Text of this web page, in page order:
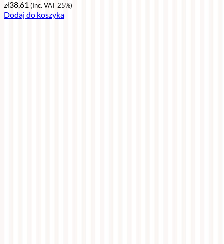
zł38,61 (Inc. VAT 25%)
Dodaj do koszyka